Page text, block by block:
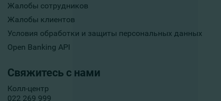
Жалобы сотрудников
Жалобы клиентов
Условия обработки и защиты персональных данных
Open Banking API
Свяжитесь с нами
Колл-центр
022 269 999